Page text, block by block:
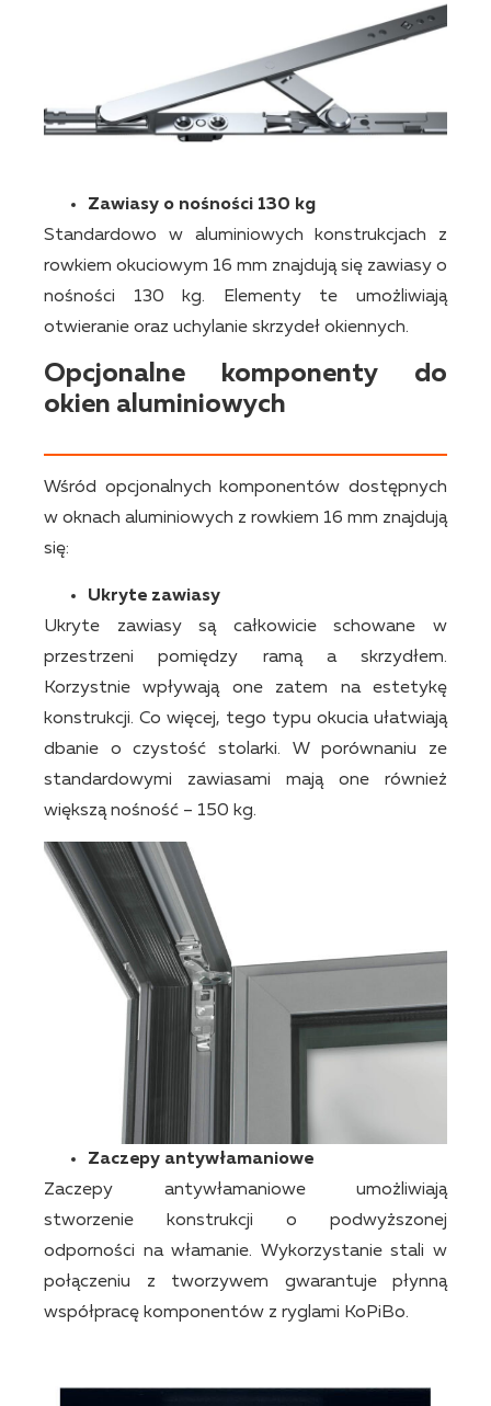
Zawiasy o nośności 130 kg
Standardowo w aluminiowych konstrukcjach z
rowkiem okuciowym 16 mm znajdują się zawiasy o
nośności 130 kg. Elementy te umożliwiają
otwieranie oraz uchylanie skrzydeł okiennych.
Opcjonalne komponenty do
okien aluminiowych
Wśród opcjonalnych komponentów dostępnych
w oknach aluminiowych z rowkiem 16 mm znajdują
się:
Ukryte zawiasy
Ukryte zawiasy są całkowicie schowane w
przestrzeni pomiędzy ramą a skrzydłem.
Korzystnie wpływają one zatem na estetykę
konstrukcji. Co więcej, tego typu okucia ułatwiają
dbanie o czystość stolarki. W porównaniu ze
standardowymi zawiasami mają one również
większą nośność – 150 kg.
Zaczepy antywłamaniowe
Zaczepy antywłamaniowe umożliwiają
stworzenie konstrukcji o podwyższonej
odporności na włamanie. Wykorzystanie stali w
połączeniu z tworzywem gwarantuje płynną
współpracę komponentów z ryglami KoPiBo.